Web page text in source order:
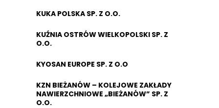
KUKA POLSKA SP. Z O.O.
KUŹNIA OSTRÓW WIELKOPOLSKI SP. Z
O.O.
KYOSAN EUROPE SP. Z O.O
KZN BIEŻANÓW – KOLEJOWE ZAKŁADY
NAWIERZCHNIOWE „BIEŻANÓW” SP. Z
O.O.